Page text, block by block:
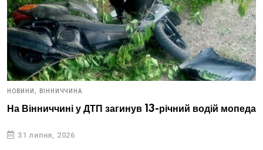
НОВИНИ, ВІННИЧЧИНА
На Вінниччині у ДТП загинув 13-річний водій мопеда
31 липня, 2026